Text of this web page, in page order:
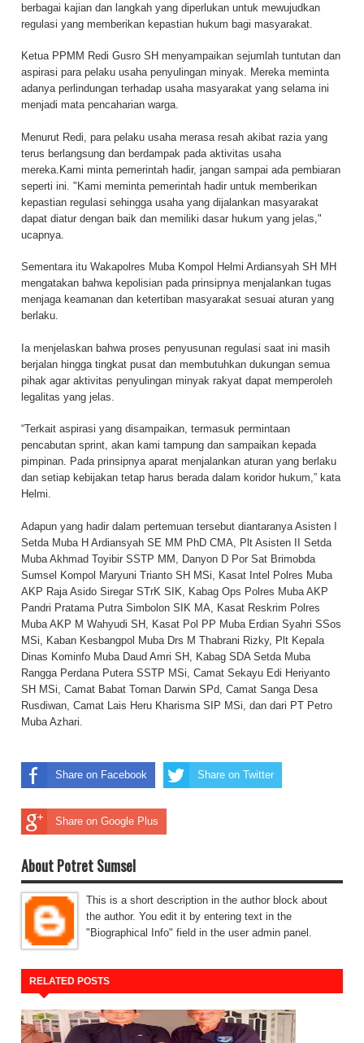
berbagai kajian dan langkah yang diperlukan untuk mewujudkan
regulasi yang memberikan kepastian hukum bagi masyarakat.
Ketua PPMM Redi Gusro SH menyampaikan sejumlah tuntutan dan
aspirasi para pelaku usaha penyulingan minyak. Mereka meminta
adanya perlindungan terhadap usaha masyarakat yang selama ini
menjadi mata pencaharian warga.
Menurut Redi, para pelaku usaha merasa resah akibat razia yang
terus berlangsung dan berdampak pada aktivitas usaha
mereka.Kami minta pemerintah hadir, jangan sampai ada pembiaran
seperti ini. "Kami meminta pemerintah hadir untuk memberikan
kepastian regulasi sehingga usaha yang dijalankan masyarakat
dapat diatur dengan baik dan memiliki dasar hukum yang jelas,"
ucapnya.
Sementara itu Wakapolres Muba Kompol Helmi Ardiansyah SH MH
mengatakan bahwa kepolisian pada prinsipnya menjalankan tugas
menjaga keamanan dan ketertiban masyarakat sesuai aturan yang
berlaku.
Ia menjelaskan bahwa proses penyusunan regulasi saat ini masih
berjalan hingga tingkat pusat dan membutuhkan dukungan semua
pihak agar aktivitas penyulingan minyak rakyat dapat memperoleh
legalitas yang jelas.
“Terkait aspirasi yang disampaikan, termasuk permintaan
pencabutan sprint, akan kami tampung dan sampaikan kepada
pimpinan. Pada prinsipnya aparat menjalankan aturan yang berlaku
dan setiap kebijakan tetap harus berada dalam koridor hukum,” kata
Helmi.
Adapun yang hadir dalam pertemuan tersebut diantaranya Asisten I
Setda Muba H Ardiansyah SE MM PhD CMA, Plt Asisten II Setda
Muba Akhmad Toyibir SSTP MM, Danyon D Por Sat Brimobda
Sumsel Kompol Maryuni Trianto SH MSi, Kasat Intel Polres Muba
AKP Raja Asido Siregar STrK SIK, Kabag Ops Polres Muba AKP
Pandri Pratama Putra Simbolon SIK MA, Kasat Reskrim Polres
Muba AKP M Wahyudi SH, Kasat Pol PP Muba Erdian Syahri SSos
MSi, Kaban Kesbangpol Muba Drs M Thabrani Rizky, Plt Kepala
Dinas Kominfo Muba Daud Amri SH, Kabag SDA Setda Muba
Rangga Perdana Putera SSTP MSi, Camat Sekayu Edi Heriyanto
SH MSi, Camat Babat Toman Darwin SPd, Camat Sanga Desa
Rusdiwan, Camat Lais Heru Kharisma SIP MSi, dan dari PT Petro
Muba Azhari.
Share on Facebook Share on Twitter
Share on Google Plus
About Potret Sumsel
This is a short description in the author block about
the author. You edit it by entering text in the
"Biographical Info" field in the user admin panel.
RELATED POSTS